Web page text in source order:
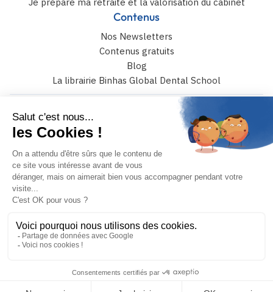
Contenus
Nos Newsletters
Contenus gratuits
Blog
La librairie Binhas Global Dental School
6 rue Catulle Mendès 75017 paris
+33 (0)4 42 108 108
JE PRENDS RENDEZ-VOUS
MON COMPTE
Binhas © 2026 – Tous droits réservés
Conception et réalisation :
Politique de confidentialité